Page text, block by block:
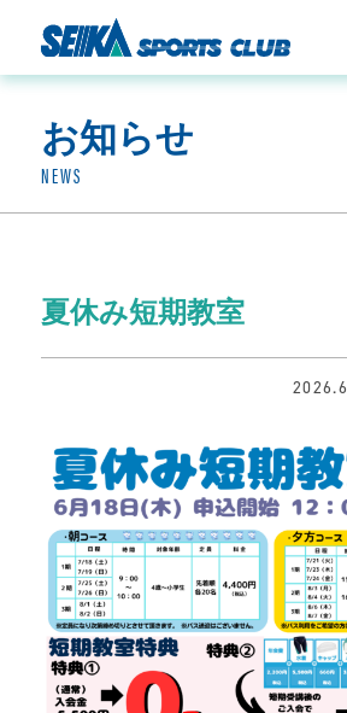
お知らせ
NEWS
夏休み短期教室